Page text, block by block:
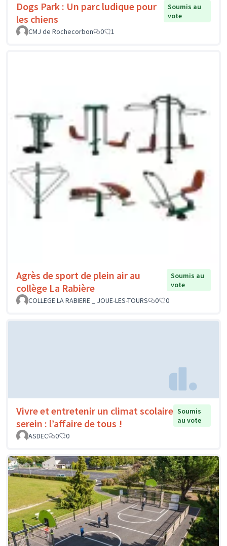
Dogs Park : Un parc ludique pour
les chiens
Soumis au
vote
CMJ de Rochecorbon
0 1
Agrès de sport de plein air au
collège La Rabière
Soumis au
vote
COLLEGE LA RABIERE _ JOUE-LES-TOURS
0 0
Vivre et entretenir un climat scolaire
serein : l’affaire de tous !
Soumis
au vote
ASDEC
0 0